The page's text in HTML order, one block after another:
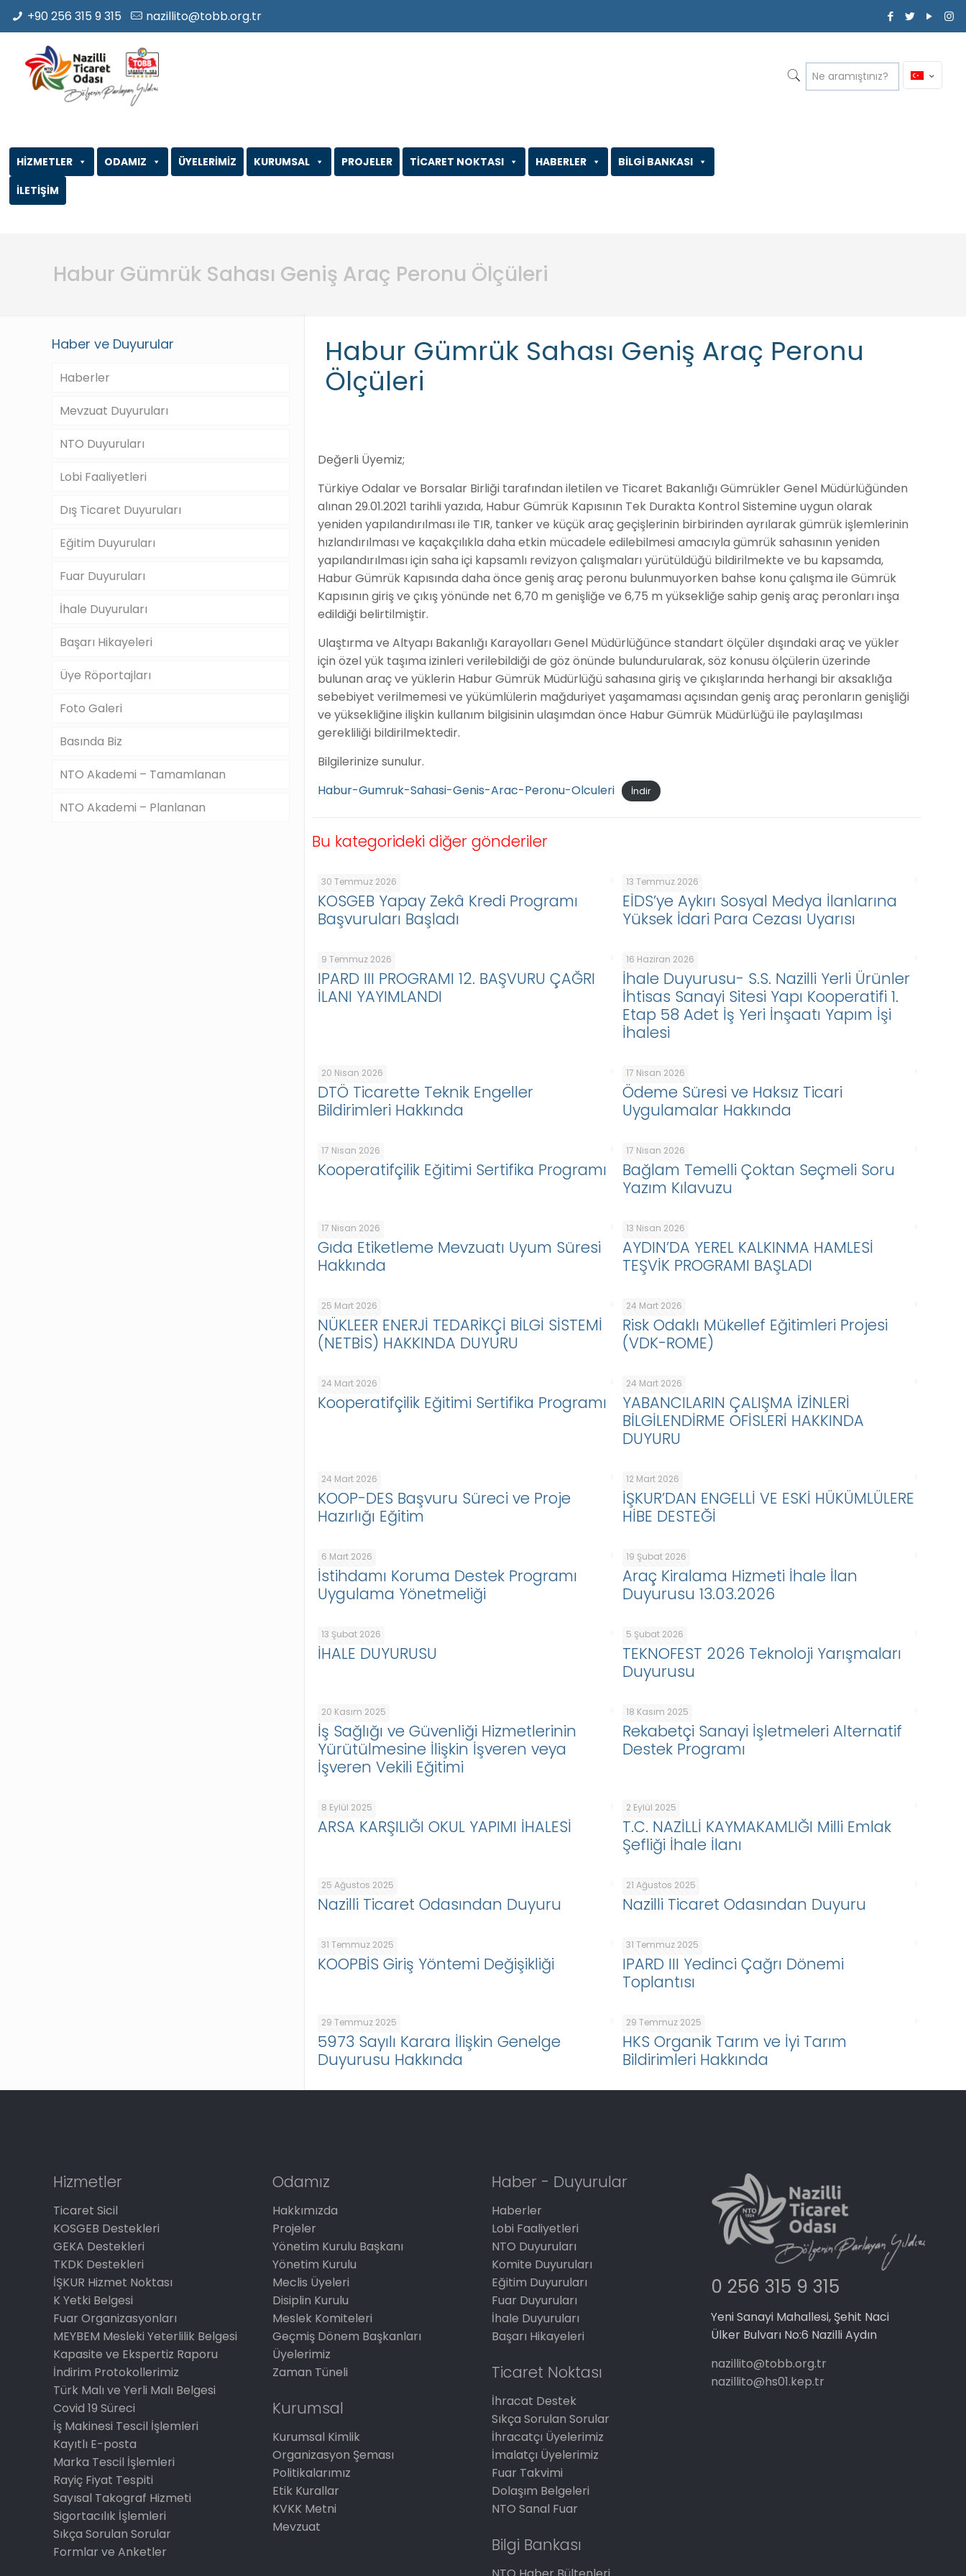
+90 256 315 9 315 nazillito@tobb.org.tr
ODAMIZ
HİZMETLER ÜYELERİMİZ KURUMSAL PROJELER TİCARET NOKTASI HABERLER
BİLGİ BANKASI
İLETİŞİM
Habur Gümrük Sahası Geniş Araç Peronu Ölçüleri
Habur Gümrük Sahası Geniş Araç Peronu
Ölçüleri
Değerli Üyemiz;
Türkiye Odalar ve Borsalar Birliği tarafından iletilen ve Ticaret Bakanlığı Gümrükler Genel Müdürlüğünden
alınan 29.01.2021 tarihli yazıda, Habur Gümrük Kapısının Tek Durakta Kontrol Sistemine uygun olarak
yeniden yapılandırılması ile TIR, tanker ve küçük araç geçişlerinin birbirinden ayrılarak gümrük işlemlerinin
hızlandırılması ve kaçakçılıkla daha etkin mücadele edilebilmesi amacıyla gümrük sahasının yeniden
yapılandırılması için saha içi kapsamlı revizyon çalışmaları yürütüldüğü bildirilmekte ve bu kapsamda,
Habur Gümrük Kapısında daha önce geniş araç peronu bulunmuyorken bahse konu çalışma ile Gümrük
Kapısının giriş ve çıkış yönünde net 6,70 m genişliğe ve 6,75 m yüksekliğe sahip geniş araç peronları inşa
edildiği belirtilmiştir.
Ulaştırma ve Altyapı Bakanlığı Karayolları Genel Müdürlüğünce standart ölçüler dışındaki araç ve yükler
için özel yük taşıma izinleri verilebildiği de göz önünde bulundurularak, söz konusu ölçülerin üzerinde
bulunan araç ve yüklerin Habur Gümrük Müdürlüğü sahasına giriş ve çıkışlarında herhangi bir aksaklığa
sebebiyet verilmemesi ve yükümlülerin mağduriyet yaşamaması açısından geniş araç peronların genişliği
ve yüksekliğine ilişkin kullanım bilgisinin ulaşımdan önce Habur Gümrük Müdürlüğü ile paylaşılması
gerekliliği bildirilmektedir.
Bilgilerinize sunulur.
Habur-Gumruk-Sahasi-Genis-Arac-Peronu-Olculeri
İndir
Bu kategorideki diğer gönderiler
30 Temmuz 2026
KOSGEB Yapay Zekâ Kredi Programı
Başvuruları Başladı
13 Temmuz 2026
EİDS’ye Aykırı Sosyal Medya İlanlarına
Yüksek İdari Para Cezası Uyarısı
9 Temmuz 2026
IPARD III PROGRAMI 12. BAŞVURU ÇAĞRI
İLANI YAYIMLANDI
16 Haziran 2026
İhale Duyurusu- S.S. Nazilli Yerli Ürünler
İhtisas Sanayi Sitesi Yapı Kooperatifi 1.
Etap 58 Adet İş Yeri İnşaatı Yapım İşi
İhalesi
20 Nisan 2026
DTÖ Ticarette Teknik Engeller
Bildirimleri Hakkında
17 Nisan 2026
Ödeme Süresi ve Haksız Ticari
Uygulamalar Hakkında
17 Nisan 2026
Kooperatifçilik Eğitimi Sertifika Programı
17 Nisan 2026
Bağlam Temelli Çoktan Seçmeli Soru
Yazım Kılavuzu
17 Nisan 2026
Gıda Etiketleme Mevzuatı Uyum Süresi
Hakkında
13 Nisan 2026
AYDIN’DA YEREL KALKINMA HAMLESİ
TEŞVİK PROGRAMI BAŞLADI
25 Mart 2026
NÜKLEER ENERJİ TEDARİKÇİ BİLGİ SİSTEMİ
(NETBİS) HAKKINDA DUYURU
24 Mart 2026
Risk Odaklı Mükellef Eğitimleri Projesi
(VDK-ROME)
24 Mart 2026
Kooperatifçilik Eğitimi Sertifika Programı
24 Mart 2026
YABANCILARIN ÇALIŞMA İZİNLERİ
BİLGİLENDİRME OFİSLERİ HAKKINDA
DUYURU
24 Mart 2026
KOOP-DES Başvuru Süreci ve Proje
Hazırlığı Eğitim
12 Mart 2026
İŞKUR’DAN ENGELLİ VE ESKİ HÜKÜMLÜLERE
HİBE DESTEĞİ
6 Mart 2026
İstihdamı Koruma Destek Programı
Uygulama Yönetmeliği
19 Şubat 2026
Araç Kiralama Hizmeti İhale İlan
Duyurusu 13.03.2026
13 Şubat 2026
İHALE DUYURUSU
5 Şubat 2026
TEKNOFEST 2026 Teknoloji Yarışmaları
Duyurusu
20 Kasım 2025
İş Sağlığı ve Güvenliği Hizmetlerinin
Yürütülmesine İlişkin İşveren veya
İşveren Vekili Eğitimi
18 Kasım 2025
Rekabetçi Sanayi İşletmeleri Alternatif
Destek Programı
8 Eylül 2025
ARSA KARŞILIĞI OKUL YAPIMI İHALESİ
2 Eylül 2025
T.C. NAZİLLİ KAYMAKAMLIĞI Milli Emlak
Şefliği İhale İlanı
25 Ağustos 2025
Nazilli Ticaret Odasından Duyuru
21 Ağustos 2025
Nazilli Ticaret Odasından Duyuru
31 Temmuz 2025
KOOPBİS Giriş Yöntemi Değişikliği
31 Temmuz 2025
IPARD III Yedinci Çağrı Dönemi
Toplantısı
29 Temmuz 2025
5973 Sayılı Karara İlişkin Genelge
Duyurusu Hakkında
29 Temmuz 2025
HKS Organik Tarım ve İyi Tarım
Bildirimleri Hakkında
Haber ve Duyurular
Haberler
Mevzuat Duyuruları
NTO Duyuruları
Lobi Faaliyetleri
Dış Ticaret Duyuruları
Eğitim Duyuruları
Fuar Duyuruları
İhale Duyuruları
Başarı Hikayeleri
Üye Röportajları
Foto Galeri
Basında Biz
NTO Akademi – Tamamlanan
NTO Akademi – Planlanan
Hizmetler
Ticaret Sicil
KOSGEB Destekleri
GEKA Destekleri
TKDK Destekleri
İŞKUR Hizmet Noktası
K Yetki Belgesi
Fuar Organizasyonları
MEYBEM Mesleki Yeterlilik Belgesi
Kapasite ve Ekspertiz Raporu
İndirim Protokollerimiz
Türk Malı ve Yerli Malı Belgesi
Covid 19 Süreci
İş Makinesi Tescil İşlemleri
Kayıtlı E-posta
Marka Tescil İşlemleri
Rayiç Fiyat Tespiti
Sayısal Takograf Hizmeti
Sigortacılık İşlemleri
Sıkça Sorulan Sorular
Formlar ve Anketler
Odamız
Hakkımızda
Projeler
Yönetim Kurulu Başkanı
Yönetim Kurulu
Meclis Üyeleri
Disiplin Kurulu
Meslek Komiteleri
Geçmiş Dönem Başkanları
Üyelerimiz
Zaman Tüneli
Kurumsal
Kurumsal Kimlik
Organizasyon Şeması
Politikalarımız
Etik Kurallar
KVKK Metni
Mevzuat
Haber - Duyurular
Haberler
Lobi Faaliyetleri
NTO Duyuruları
Komite Duyuruları
Eğitim Duyuruları
Fuar Duyuruları
İhale Duyuruları
Başarı Hikayeleri
Ticaret Noktası
İhracat Destek
Sıkça Sorulan Sorular
İhracatçı Üyelerimiz
İmalatçı Üyelerimiz
Fuar Takvimi
Dolaşım Belgeleri
NTO Sanal Fuar
Bilgi Bankası
0 256 315 9 315
Yeni Sanayi Mahallesi, Şehit Naci
Ülker Bulvarı No:6 Nazilli Aydın
nazillito@tobb.org.tr
nazillito@hs01.kep.tr